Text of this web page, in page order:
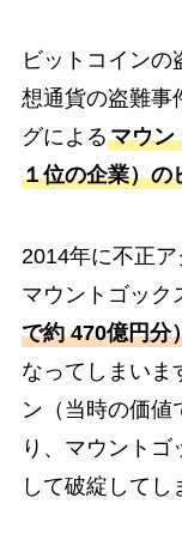
ビットコインの
想通貨の盗難事
グによるマウン
１位の企業）の
2014年に不正ア
マウントゴック
で約 470億円分
なってしまいま
ン（当時の価値
り、マウントゴ
して破綻してし